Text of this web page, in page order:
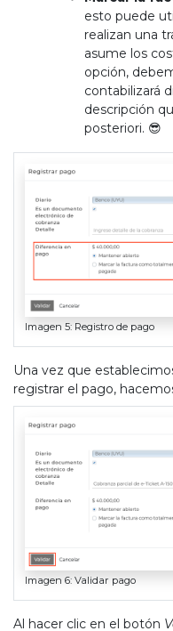
esto puede
realizan una
asume los
opción,
contabilizará
descripción
posteriori. 😎
Imagen 5: Registro de pago
Una vez que
registrar el pago,
Imagen 6: Validar pago
Al hacer clic en el botón